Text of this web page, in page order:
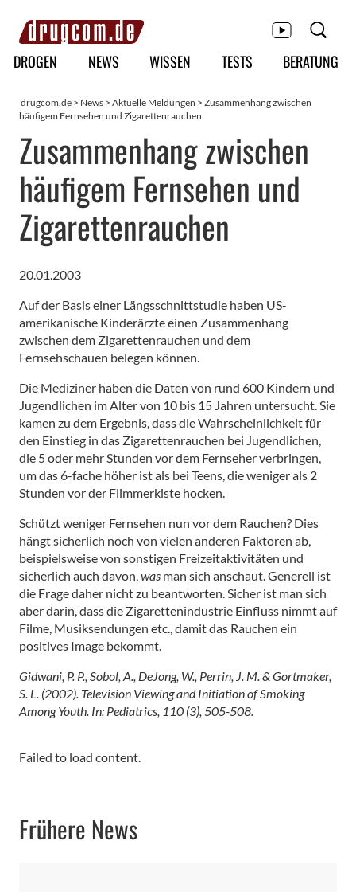
Hauptmenü
DROGEN NEWS WISSEN TESTS BERATUNG
drugcom.de > News > Aktuelle Meldungen > Zusammenhang zwischen
häufigem Fernsehen und Zigarettenrauchen
Zusammenhang zwischen
häufigem Fernsehen und
Zigarettenrauchen
20.01.2003
Auf der Basis einer Längsschnittstudie haben US-
amerikanische Kinderärzte einen Zusammenhang
zwischen dem Zigarettenrauchen und dem
Fernsehschauen belegen können.
Die Mediziner haben die Daten von rund 600 Kindern und
Jugendlichen im Alter von 10 bis 15 Jahren untersucht. Sie
kamen zu dem Ergebnis, dass die Wahrscheinlichkeit für
den Einstieg in das Zigarettenrauchen bei Jugendlichen,
die 5 oder mehr Stunden vor dem Fernseher verbringen,
um das 6-fache höher ist als bei Teens, die weniger als 2
Stunden vor der Flimmerkiste hocken.
Schützt weniger Fernsehen nun vor dem Rauchen? Dies
hängt sicherlich noch von vielen anderen Faktoren ab,
beispielsweise von sonstigen Freizeitaktivitäten und
sicherlich auch davon,was man sich anschaut. Generell ist
die Frage daher nicht zu beantworten. Sicher ist man sich
aber darin, dass die Zigarettenindustrie Einfluss nimmt auf
Filme, Musiksendungen etc., damit das Rauchen ein
positives Image bekommt.
Gidwani, P. P., Sobol, A., DeJong, W., Perrin, J. M. & Gortmaker,
S. L. (2002). Television Viewing and Initiation of Smoking
Among Youth. In: Pediatrics, 110 (3), 505-508.
Failed to load content.
Frühere News